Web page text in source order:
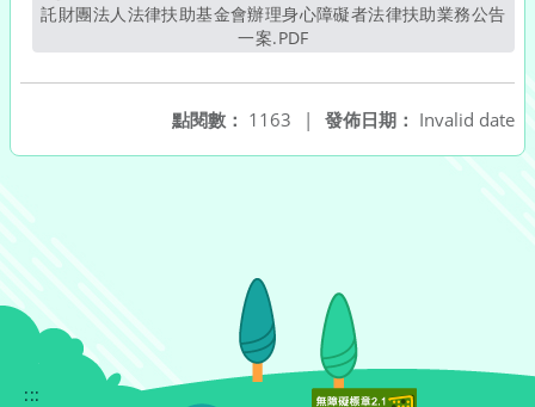
託財團法人法律扶助基金會辦理身心障礙者法律扶助業務公告
一案.PDF
發佈日期： Invalid date
點閱數： 1163 |
:::